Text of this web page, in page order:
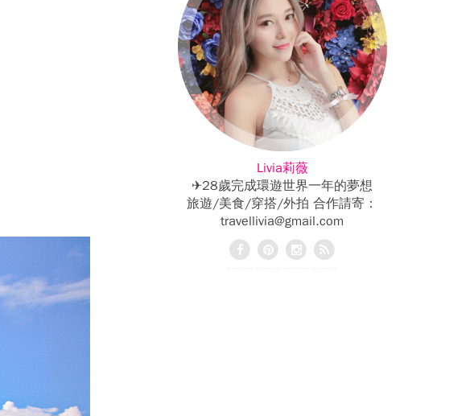
Livia莉薇
✈28歲完成環遊世界一年的夢想
旅遊/美食/穿搭/外拍 合作請寄：
travellivia@gmail.com